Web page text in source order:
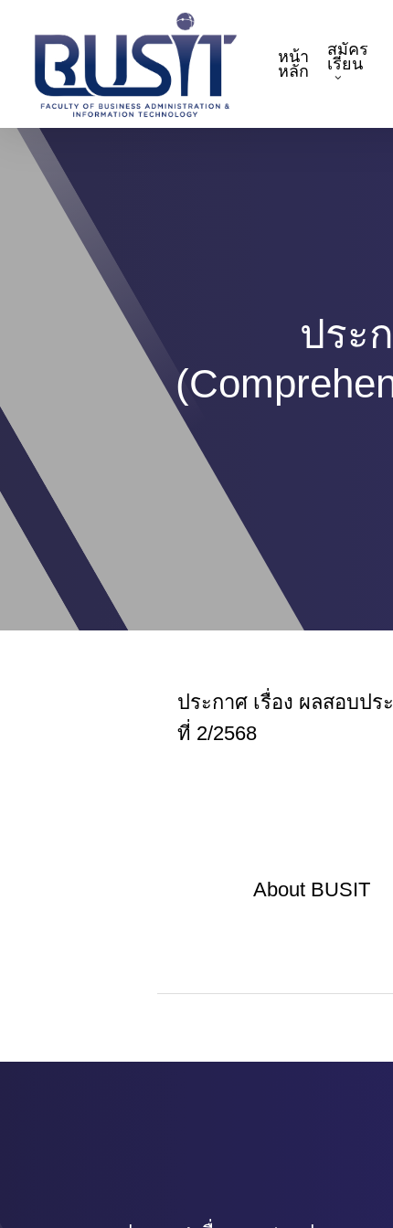
content
หน้า
หลัก
สมัคร
เรียน
ประ
ประกาศ เรื่อง ผลสอบป
ที่ 2/2568
About BUSIT